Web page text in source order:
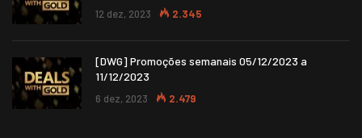
12 dez, 2023 2.345
[DWG] Promoções semanais 05/12/2023 a
11/12/2023
6 dez, 2023 2.479